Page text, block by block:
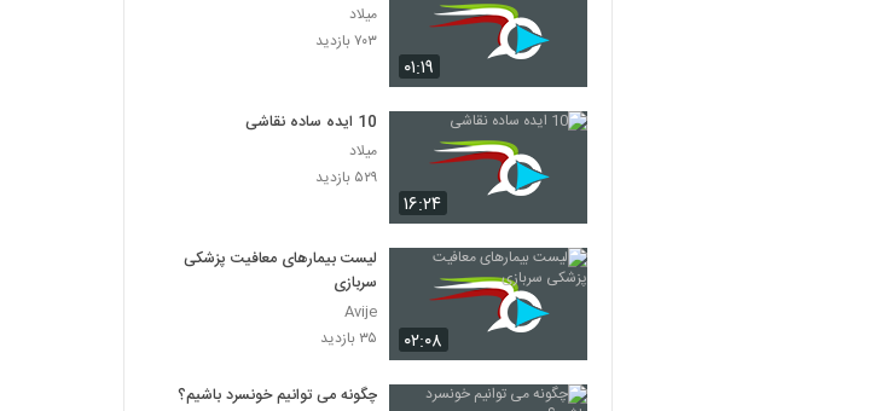
۰۱:۱۹
میلاد
۷۰۳ بازدید
۱۶:۲۴
10 ایده ساده نقاشی
میلاد
۵۲۹ بازدید
۰۲:۰۸
لیست بیمارهای معافیت پزشکی
سربازی
Avije
۳۵ بازدید
چگونه می توانیم خونسرد باشیم؟